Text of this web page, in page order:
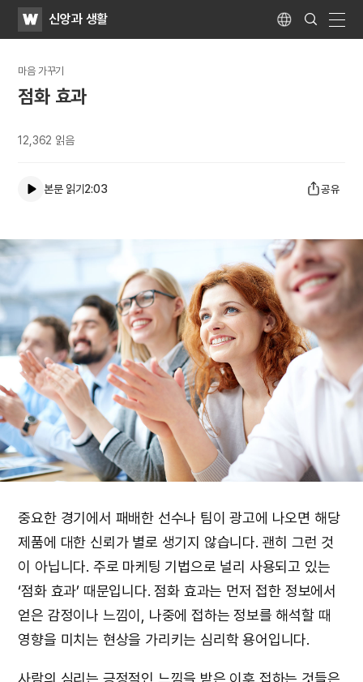
WATV신앙과 생활 Language
Search
Submit
마음 가꾸기
점화 효과
12,362 읽음
본문 읽기2:03 공유
중요한 경기에서 패배한 선수나 팀이 광고에 나오면 해당
제품에 대한 신뢰가 별로 생기지 않습니다. 괜히 그런 것
이 아닙니다. 주로 마케팅 기법으로 널리 사용되고 있는
‘점화 효과’ 때문입니다. 점화 효과는 먼저 접한 정보에서
얻은 감정이나 느낌이, 나중에 접하는 정보를 해석할 때
영향을 미치는 현상을 가리키는 심리학 용어입니다.
사람의 심리는 긍정적인 느낌을 받은 이후 접하는 것들은